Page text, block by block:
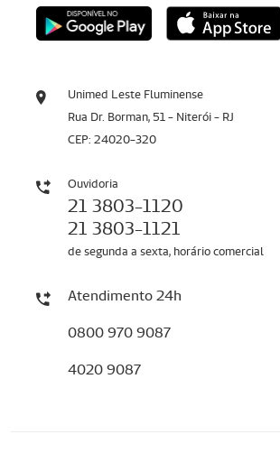
Unimed Leste Fluminense
Rua Dr. Borman, 51 - Niterói - RJ
CEP: 24020-320
Ouvidoria
21 3803-1120
21 3803-1121
de segunda a sexta, horário comercial
Atendimento 24h
0800 970 9087
4020 9087